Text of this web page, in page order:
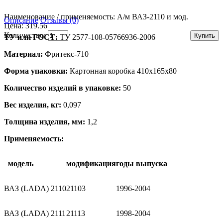
Наименование / применяемость: А/м ВАЗ-2110 и мод.
Цена: 319.56
Количество:
Описание Отзывы (0)
ТУ или ГОСТ: ТУ 2577-108-05766936-2006
Материал: Фритекс-710
Форма упаковки: Картонная коробка 410х165х80
Количество изделий в упаковке: 50
Вес изделия, кг: 0,097
Толщина изделия, мм: 1,2
Применяемость:
модель модификациягоды выпуска
ВАЗ (LADA) 211021103 1996-2004
ВАЗ (LADA) 2111 21113 1998-2004